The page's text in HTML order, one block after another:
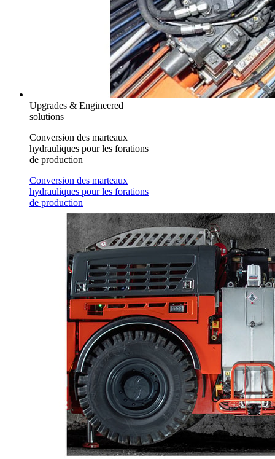
Upgrades & Engineered
solutions
Conversion des marteaux
hydrauliques pour les forations
de production
Conversion des marteaux
hydrauliques pour les forations
de production